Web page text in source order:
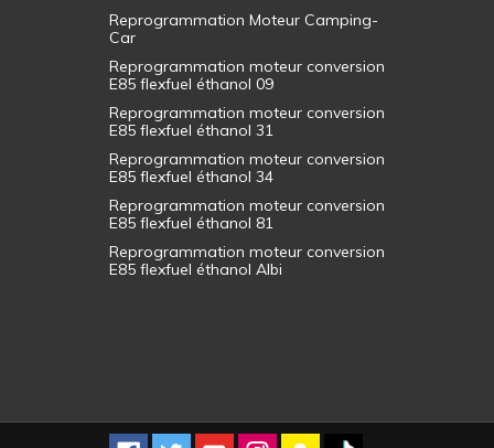
Reprogrammation Moteur Camping-
Car
Reprogrammation moteur conversion
E85 flexfuel éthanol 09
Reprogrammation moteur conversion
E85 flexfuel éthanol 31
Reprogrammation moteur conversion
E85 flexfuel éthanol 34
Reprogrammation moteur conversion
E85 flexfuel éthanol 81
Reprogrammation moteur conversion
E85 flexfuel éthanol Albi